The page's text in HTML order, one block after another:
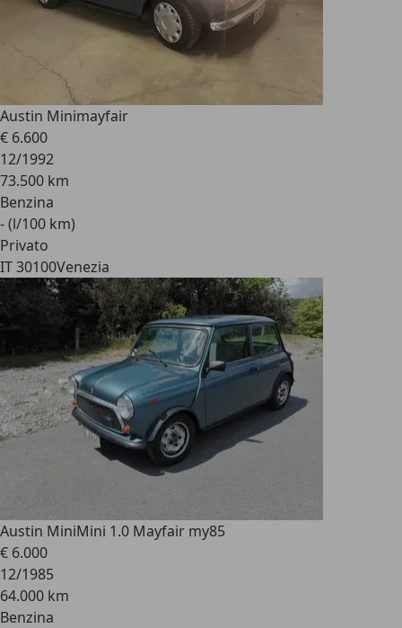
Austin Minimayfair
€ 6.600
12/1992
73.500 km
Benzina
- (l/100 km)
Privato
IT 30100Venezia
Austin MiniMini 1.0 Mayfair my85
€ 6.000
12/1985
64.000 km
Benzina